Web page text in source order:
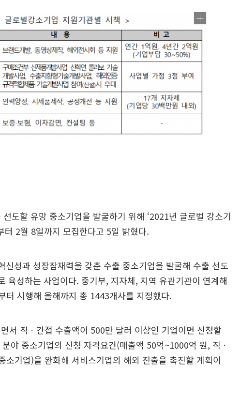
도할 유망 중소기업을 발굴하기 위해 ‘2021년 글로벌 강소기
터 2월 8일까지 모집한다고 5일 밝혔다.
신성과 성장잠재력을 갖춘 수출 중소기업을 발굴해 수출 선도
육성하는 사업이다. 중기부, 지자체, 지역 유관기관이 연계해
터 시행해 올해까지 총 1443개사를 지정했다.
서 직ㆍ간접 수출액이 500만 달러 이상인 기업이면 신청할
야 중소기업의 신청 자격요건(매출액 50억~1000억 원, 직ㆍ
소기업)을 완화해 서비스기업의 해외 진출을 촉진할 계획이